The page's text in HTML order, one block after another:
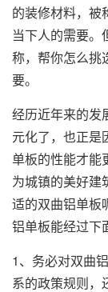
的装修材料，被
当下人的需要。
称，帮你怎么挑
要。
经历近年来的发
元化了，也正是
单板的性能才能
为城镇的美好建
适的双曲铝单板
铝单板能经过下
1、务必对双曲
系的政策规则，